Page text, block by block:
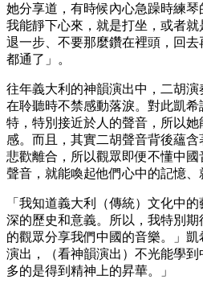
她分享道，有時候內心急躁時練
我能靜下心來，就是打坐，或者
退一步、不要那麼鑽在裡頭，回去
都通了」。
往年義大利的神韻演出中，二胡
在聆聽時不禁感動落淚。對此凱
特，特別接近於人的聲音，所以
感。而且，其實二胡聲音背後蘊
悲歡離合，所以觀眾即便不懂中
聲音，就能喚起他們心中的記憶、
「我知道義大利（傳統）文化中
深的歷史和意義。所以，我特別期
的觀眾分享我們中國的音樂。」
演出，（看神韻演出）不光能學
多的是得到精神上的昇華。」